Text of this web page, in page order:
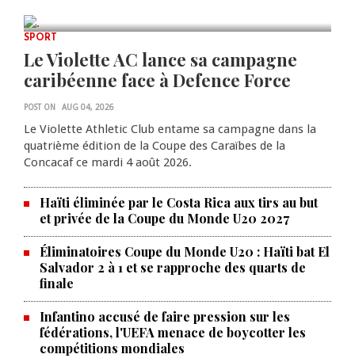
0 COMMENTS
SPORT
Le Violette AC lance sa campagne
caribéenne face à Defence Force
POST ON AUG 04, 2026
Le Violette Athletic Club entame sa campagne dans la
quatrième édition de la Coupe des Caraïbes de la
Concacaf ce mardi 4 août 2026.
Haïti éliminée par le Costa Rica aux tirs au but
et privée de la Coupe du Monde U20 2027
Éliminatoires Coupe du Monde U20 : Haïti bat El
Salvador 2 à 1 et se rapproche des quarts de
finale
Infantino accusé de faire pression sur les
fédérations, l'UEFA menace de boycotter les
compétitions mondiales